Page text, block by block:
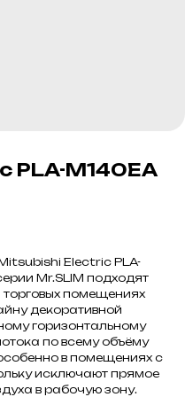
PLA-M140EA
Electric PLA-
Mr.SLIM подходят
помещениях
декоративной
горизонтальному
по всему объёму
в помещениях с
исключают прямое
в рабочую зону.